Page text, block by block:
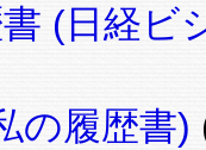
(日経ビ
の履歴書)